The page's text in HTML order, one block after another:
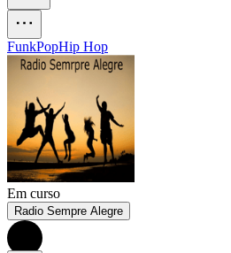
FunkPopHip Hop
Em curso
Radio Sempre Alegre